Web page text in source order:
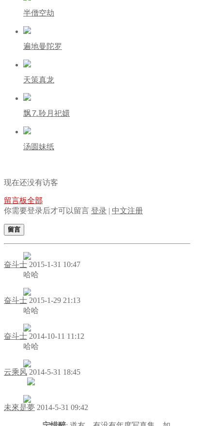
半僧空劫
遍地曼陀罗
天策真龙
飘⒎聆月祀嬛
汤圆妹纸
现在还没有访客
留言板全部
你需要登录后才可以留言 登录 | 中文注册
留言
奋斗士 2015-1-31 10:47
哈哈
奋斗士 2015-1-29 21:13
哈哈
奋斗士 2014-10-11 11:12
哈哈
云乘风 2014-5-31 18:45
未來是夢 2014-5-31 09:42